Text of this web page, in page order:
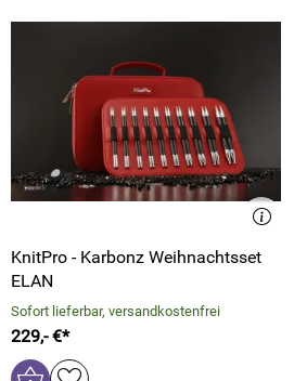
KnitPro - Karbonz Weihnachtsset
ELAN
Sofort lieferbar, versandkostenfrei
229,- €*